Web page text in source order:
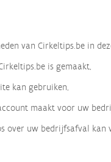
van Cirkeltips.be in
is gemaakt,
kan gebruiken,
maakt voor uw
over uw bedrijfsafval kan